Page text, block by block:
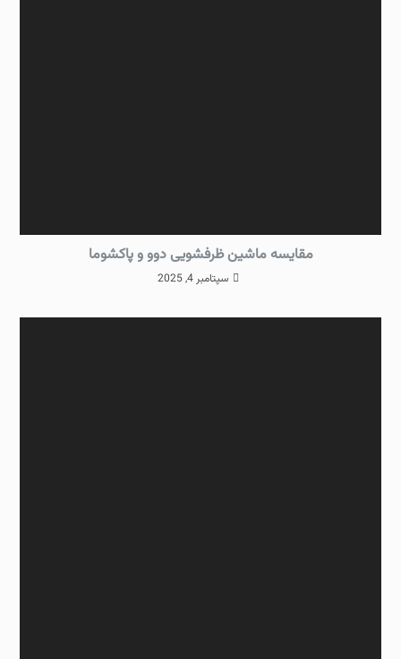
مقایسه ماشین ظرفشویی دوو و پاکشوما
سپتامبر 4, 2025